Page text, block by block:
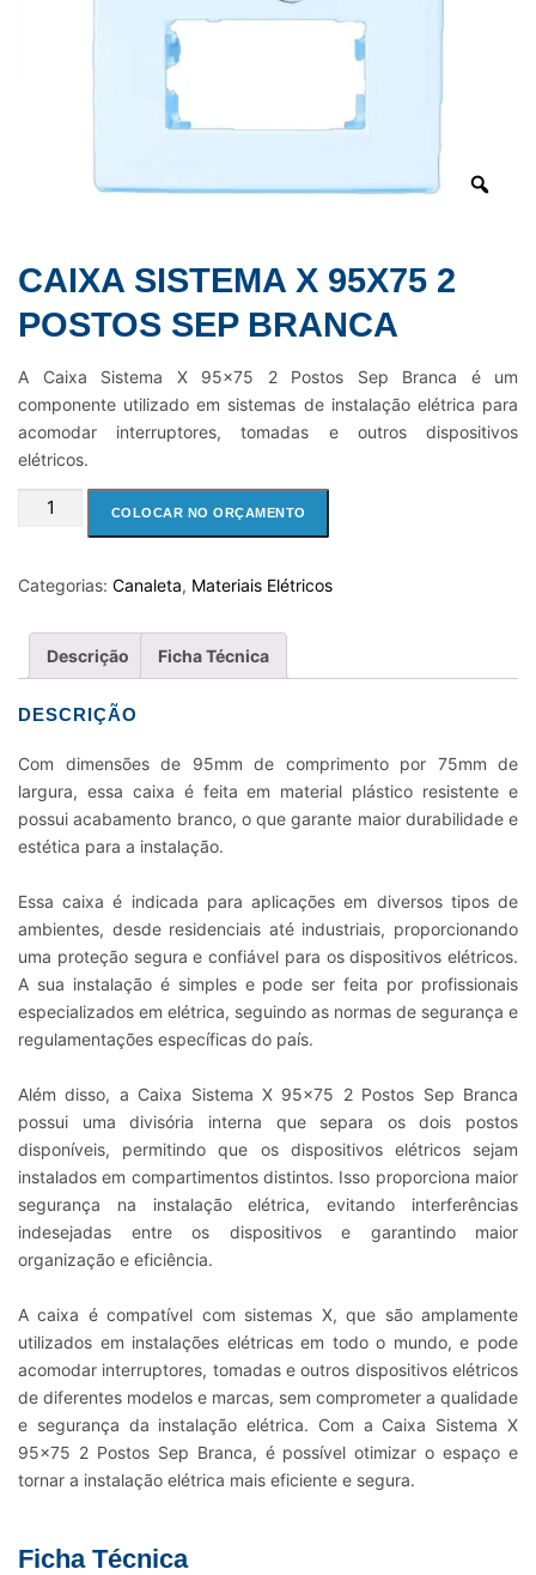
CAIXA SISTEMA X 95X75 2
POSTOS SEP BRANCA
A Caixa Sistema X 95×75 2 Postos Sep Branca é um
componente utilizado em sistemas de instalação elétrica para
acomodar interruptores, tomadas e outros dispositivos
elétricos.
CAIXA
95X75
POSTOS
quantidade
COLOCAR NO ORÇAMENTO
Categorias: Canaleta, Materiais Elétricos
Descrição Ficha Técnica
DESCRIÇÃO
Com dimensões de 95mm de comprimento por 75mm de
largura, essa caixa é feita em material plástico resistente e
possui acabamento branco, o que garante maior durabilidade e
estética para a instalação.
Essa caixa é indicada para aplicações em diversos tipos de
ambientes, desde residenciais até industriais, proporcionando
uma proteção segura e confiável para os dispositivos elétricos.
A sua instalação é simples e pode ser feita por profissionais
especializados em elétrica, seguindo as normas de segurança e
regulamentações específicas do país.
Além disso, a Caixa Sistema X 95×75 2 Postos Sep Branca
possui uma divisória interna que separa os dois postos
disponíveis, permitindo que os dispositivos elétricos sejam
instalados em compartimentos distintos. Isso proporciona maior
segurança na instalação elétrica, evitando interferências
indesejadas entre os dispositivos e garantindo maior
organização e eficiência.
A caixa é compatível com sistemas X, que são amplamente
utilizados em instalações elétricas em todo o mundo, e pode
acomodar interruptores, tomadas e outros dispositivos elétricos
de diferentes modelos e marcas, sem comprometer a qualidade
e segurança da instalação elétrica. Com a Caixa Sistema X
95×75 2 Postos Sep Branca, é possível otimizar o espaço e
tornar a instalação elétrica mais eficiente e segura.
Ficha Técnica